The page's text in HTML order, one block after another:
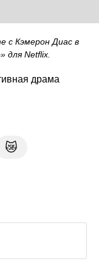
с Кэмерон Диас в
для Netflix.
драма
😿